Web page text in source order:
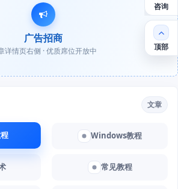
广告招商
详情页右侧 · 优质席位开放中
文章
Windows教程
常见教程
咨询
顶部